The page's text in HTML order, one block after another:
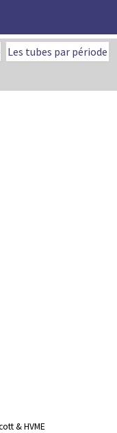
Les tubes par période
& HVME